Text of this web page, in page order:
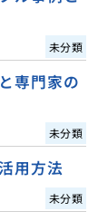
未分類
専門家の
未分類
用方法
未分類